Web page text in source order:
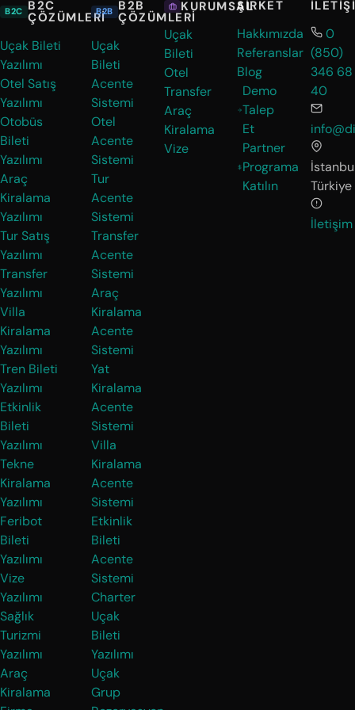
B2C B2C
ÇÖZÜMLERI
Uçak Bileti
Yazılımı
Otel Satış
Yazılımı
Otobüs
Bileti
Yazılımı
Araç
Kiralama
Yazılımı
Tur Satış
Yazılımı
Transfer
Yazılımı
Villa
Kiralama
Yazılımı
Tren Bileti
Yazılımı
Etkinlik
Bileti
Yazılımı
Tekne
Kiralama
Yazılımı
Feribot
Bileti
Yazılımı
Vize
Yazılımı
Sağlık
Turizmi
Yazılımı
Araç
Kiralama
B2B B2B
ÇÖZÜMLERI
Uçak
Bileti
Acente
Sistemi
Otel
Acente
Sistemi
Tur
Acente
Sistemi
Transfer
Acente
Sistemi
Araç
Kiralama
Acente
Sistemi
Yat
Kiralama
Acente
Sistemi
Villa
Kiralama
Acente
Sistemi
Etkinlik
Bileti
Acente
Sistemi
Charter
Uçak
Bileti
Yazılımı
Uçak
Grup
KURUMSAL
Uçak
Bileti
Otel
Transfer
Araç
Kiralama
Vize
ŞIRKET
Hakkımızda
Referanslar
Blog
Demo
Talep
Et
Partner
Programa
Katılın
0
(850)
346 68
40
Türkiye
İletişim